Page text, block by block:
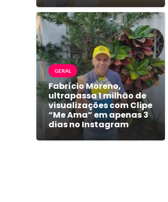
GERAL
Fabrício Moreno,
ultrapassa 1 milhão de
visualizações com Clipe
“Me Ama” em apenas 3
dias no Instagram